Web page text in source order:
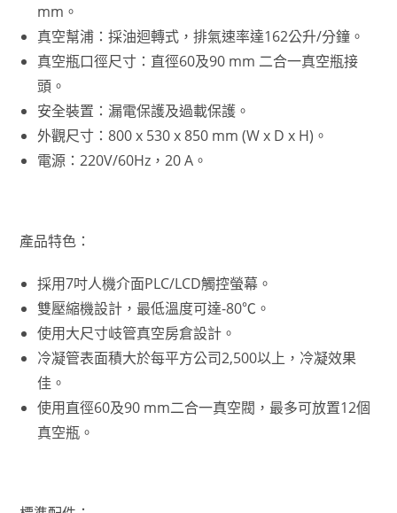
mm。
真空幫浦：採油迴轉式，排氣速率達162公升/分鐘。
真空瓶口徑尺寸：直徑60及90 mm 二合一真空瓶接
頭。
安全裝置：漏電保護及過載保護。
外觀尺寸：800 x 530 x 850 mm (W x D x H)。
電源：220V/60Hz，20 A。
產品特色：
採用7吋人機介面PLC/LCD觸控螢幕。
雙壓縮機設計，最低溫度可達-80℃。
使用大尺寸岐管真空房倉設計。
冷凝管表面積大於每平方公司2,500以上，冷凝效果
佳。
使用直徑60及90 mm二合一真空閥，最多可放置12個
真空瓶。